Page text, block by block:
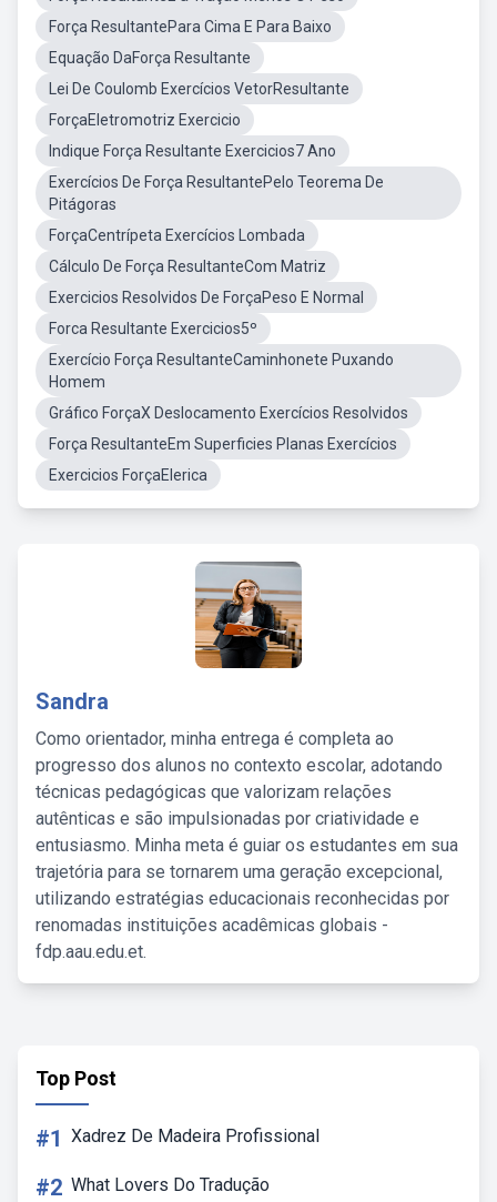
Força ResultantePara Cima E Para Baixo
Equação DaForça Resultante
Lei De Coulomb Exercícios VetorResultante
ForçaEletromotriz Exercicio
Indique Força Resultante Exercicios7 Ano
Exercícios De Força ResultantePelo Teorema De
Pitágoras
ForçaCentrípeta Exercícios Lombada
Cálculo De Força ResultanteCom Matriz
Exercicios Resolvidos De ForçaPeso E Normal
Forca Resultante Exercicios5º
Exercício Força ResultanteCaminhonete Puxando
Homem
Gráfico ForçaX Deslocamento Exercícios Resolvidos
Força ResultanteEm Superficies Planas Exercícios
Exercicios ForçaElerica
Sandra
Como orientador, minha entrega é completa ao
progresso dos alunos no contexto escolar, adotando
técnicas pedagógicas que valorizam relações
autênticas e são impulsionadas por criatividade e
entusiasmo. Minha meta é guiar os estudantes em sua
trajetória para se tornarem uma geração excepcional,
utilizando estratégias educacionais reconhecidas por
renomadas instituições acadêmicas globais -
fdp.aau.edu.et.
Top Post
#1 Xadrez De Madeira Profissional
#2 What Lovers Do Tradução